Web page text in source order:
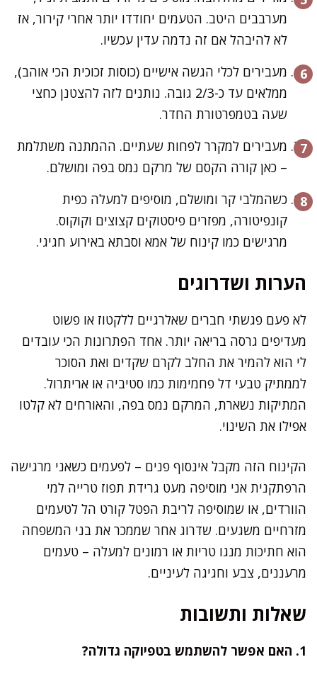
מערבבים היטב. הטעמים יחודדו יותר אחרי קירור, אז
לא להיבהל אם זה נדמה עדין עכשיו.
מעבירים לכלי הגשה אישיים (כוסות זכוכית הכי אוהב),
ממלאים עד כ-2/3 גובה. נותנים לזה להצטנן כחצי
שעה בטמפרטורת החדר.
מעבירים למקרר לפחות שעתיים. ההמתנה משתלמת
– כאן קורה הקסם של מרקם נמס בפה ומושלם.
כשהמלבי קר ומושלם, מוסיפים למעלה כפית
קונפיטורה, מפזרים פיסטוקים קצוצים וקוקוס.
מרגישים כמו קינוח של אמא וסבתא באירוע חגיגי.
הערות ושדרוגים
לא פעם פגשתי חברים שאלרגיים ללקטוז או פשוט
מעדיפים גרסה בריאה יותר. אחד הפתרונות הכי עובדים
לי הוא להמיר את החלב לקרם שקדים ואת הסוכר
לממתיק טבעי דל פחמימות כמו סטיביה או אריתרול.
המתיקות נשארת, המרקם נמס בפה, והאורחים לא קלטו
אפילו את השינוי.
הקינוח הזה מקבל אינסוף פנים – לפעמים כשאני מרגישה
הרפתקנית אני מוסיפה מעט גרידת תפוז טרייה למי
הוורדים, או שמוסיפה לריבת הפטל קורט הל לטעמים
מזרחיים משגעים. שדרוג אחר שממכר את בני המשפחה
הוא חתיכות מנגו טריות או רמונים למעלה – טעמים
מרעננים, צבע וחגיגה לעיניים.
שאלות ותשובות
1. האם אפשר להשתמש בטפיוקה גדולה?